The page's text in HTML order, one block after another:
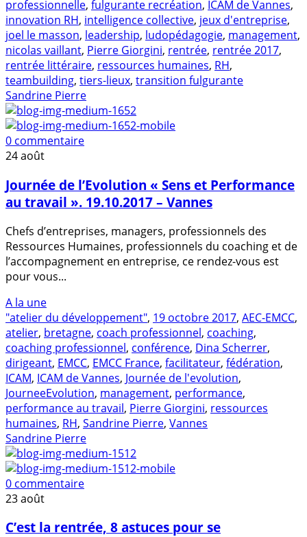
professionnelle, fulgurante recréation, ICAM de Vannes,
innovation RH, intelligence collective, jeux d'entreprise,
joel le masson, leadership, ludopédagogie, management,
nicolas vaillant, Pierre Giorgini, rentrée, rentrée 2017,
rentrée littéraire, ressources humaines, RH,
teambuilding, tiers-lieux, transition fulgurante
Sandrine Pierre
0 commentaire
24août
Journée de l’Evolution « Sens et Performance
au travail ». 19.10.2017 – Vannes
Chefs d’entreprises, managers, professionnels des
Ressources Humaines, professionnels du coaching et de
l’accompagnement en entreprise, ce rendez-vous est
pour vous...
A la une
"atelier du développement", 19 octobre 2017, AEC-EMCC,
atelier, bretagne, coach professionnel, coaching,
coaching professionnel, conférence, Dina Scherrer,
dirigeant, EMCC, EMCC France, facilitateur, fédération,
ICAM, ICAM de Vannes, Journée de l'evolution,
JourneeEvolution, management, performance,
performance au travail, Pierre Giorgini, ressources
humaines, RH, Sandrine Pierre, Vannes
Sandrine Pierre
0 commentaire
23août
C’est la rentrée, 8 astuces pour se